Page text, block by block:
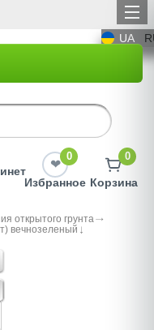
UA
0
Избранное
0
Корзина
открытого грунта
вечнозеленый